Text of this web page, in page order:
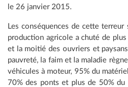
le 26 janvier 2015.
Les conséquences de cette
production agricole a chuté de
et la moitié des ouvriers et
pauvreté, la faim et la maladie
véhicules à moteur, 95% du
70% des ponts et plus de 50%